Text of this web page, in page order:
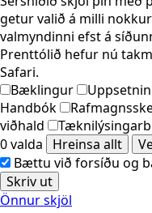
Latviešu valoda
Lietuvių kalba
getur valið á milli
valmyndinni efst á
Prenttólið hefur nú
Safari.
Bæklingur
Handbók
viðhald
0 valda
Hreinsa allt
Bættu við forsíðu og
Skriv ut
Önnur skjöl